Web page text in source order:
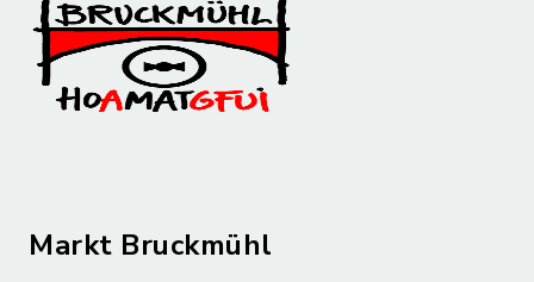
Markt Bruckmühl